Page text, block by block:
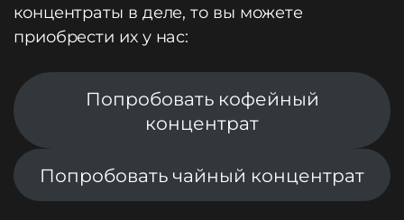
концентраты в деле, то вы можете
приобрести их у нас:
Попробовать кофейный
концентрат
Попробовать чайный концентрат